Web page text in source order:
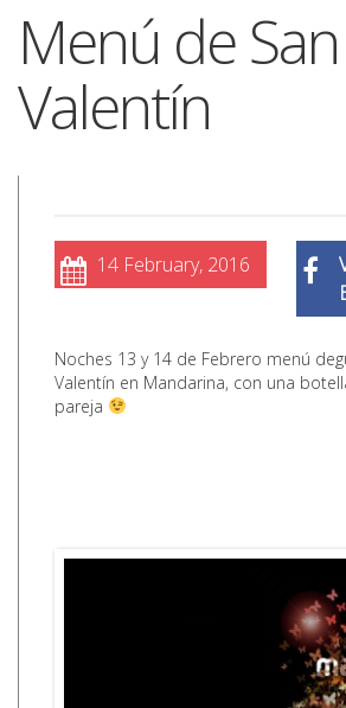
Menú de San
Valentín
14 February, 2016
Noches 13 y 14 de Febrero menú
Valentín en Mandarina, con una
pareja